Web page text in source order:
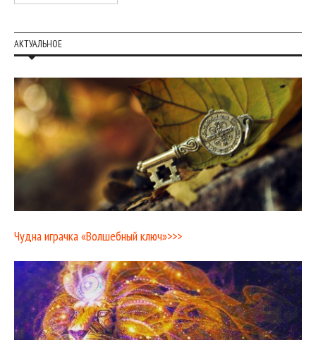
АКТУАЛЬНОЕ
Чудна играчка «Волшебный ключ»>>>